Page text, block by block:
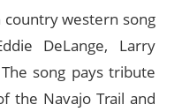
country western song
DeLange, Larry
song pays tribute
the Navajo Trail and